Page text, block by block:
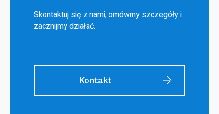
Skontaktuj się z nami, omówmy szczegóły i
zacznijmy działać.
Kontakt